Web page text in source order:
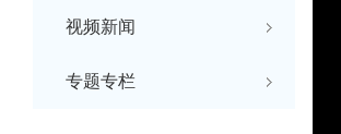
视频新闻
专题专栏